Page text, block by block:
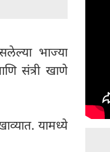
भाज्या
संत्री खाणे
यामध्ये